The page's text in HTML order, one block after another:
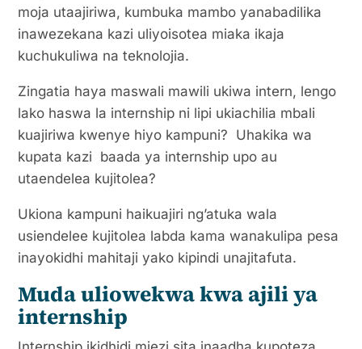
moja utaajiriwa, kumbuka mambo yanabadilika
inawezekana kazi uliyoisotea miaka ikaja
kuchukuliwa na teknolojia.
Zingatia haya maswali mawili ukiwa intern, lengo
lako haswa la internship ni lipi ukiachilia mbali
kuajiriwa kwenye hiyo kampuni? Uhakika wa
kupata kazi baada ya internship upo au
utaendelea kujitolea?
Ukiona kampuni haikuajiri ng’atuka wala
usiendelee kujitolea labda kama wanakulipa pesa
inayokidhi mahitaji yako kipindi unajitafuta.
Muda uliowekwa kwa ajili ya
internship